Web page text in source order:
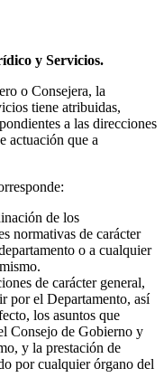
y Servicios.
o Consejera, la
tiene atribuidas,
a las direcciones
actuación que a
de los
normativas de carácter
o a cualquier
de carácter general,
por el Departamento, así
los asuntos que
Consejo de Gobierno y
y la prestación de
por cualquier órgano del